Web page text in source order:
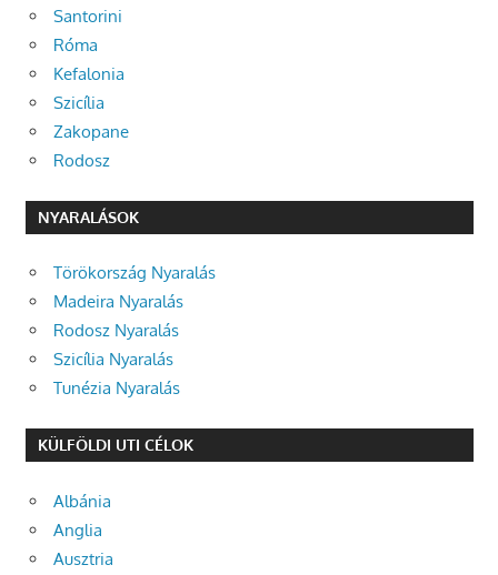
Santorini
Róma
Kefalonia
Szicília
Zakopane
Rodosz
NYARALÁSOK
Törökország Nyaralás
Madeira Nyaralás
Rodosz Nyaralás
Szicília Nyaralás
Tunézia Nyaralás
KÜLFÖLDI UTI CÉLOK
Albánia
Anglia
Ausztria